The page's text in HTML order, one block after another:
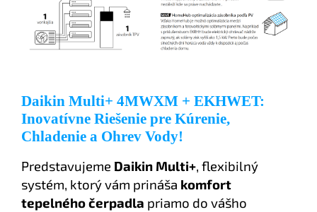
Daikin Multi+ 4MWXM + EKHWET:
Inovatívne Riešenie pre Kúrenie,
Chladenie a Ohrev Vody!
Predstavujeme Daikin Multi+, flexibilný
systém, ktorý vám prináša komfort
tepelného čerpadla priamo do vášho